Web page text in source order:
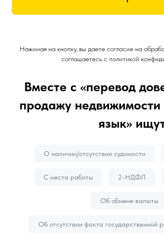
Нажимая на кнопку, вы даете согласие на
соглашаетесь c политикой
Вместе с «перевод
продажу недвижимости
язык»
О наличии/отсутствии судимости
С места работы 2-НДФЛ
Об обмене валюты
Об отсутствии факта государственной